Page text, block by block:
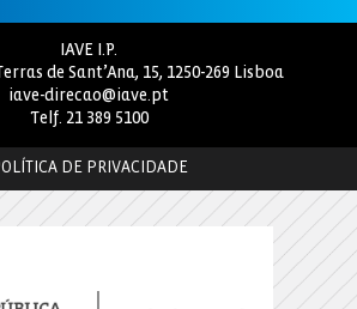
IAVE I.P.
de Sant’Ana, 15, 1250-269 Lisboa
iave-direcao@iave.pt
Telf. 21 389 5100
DE PRIVACIDADE